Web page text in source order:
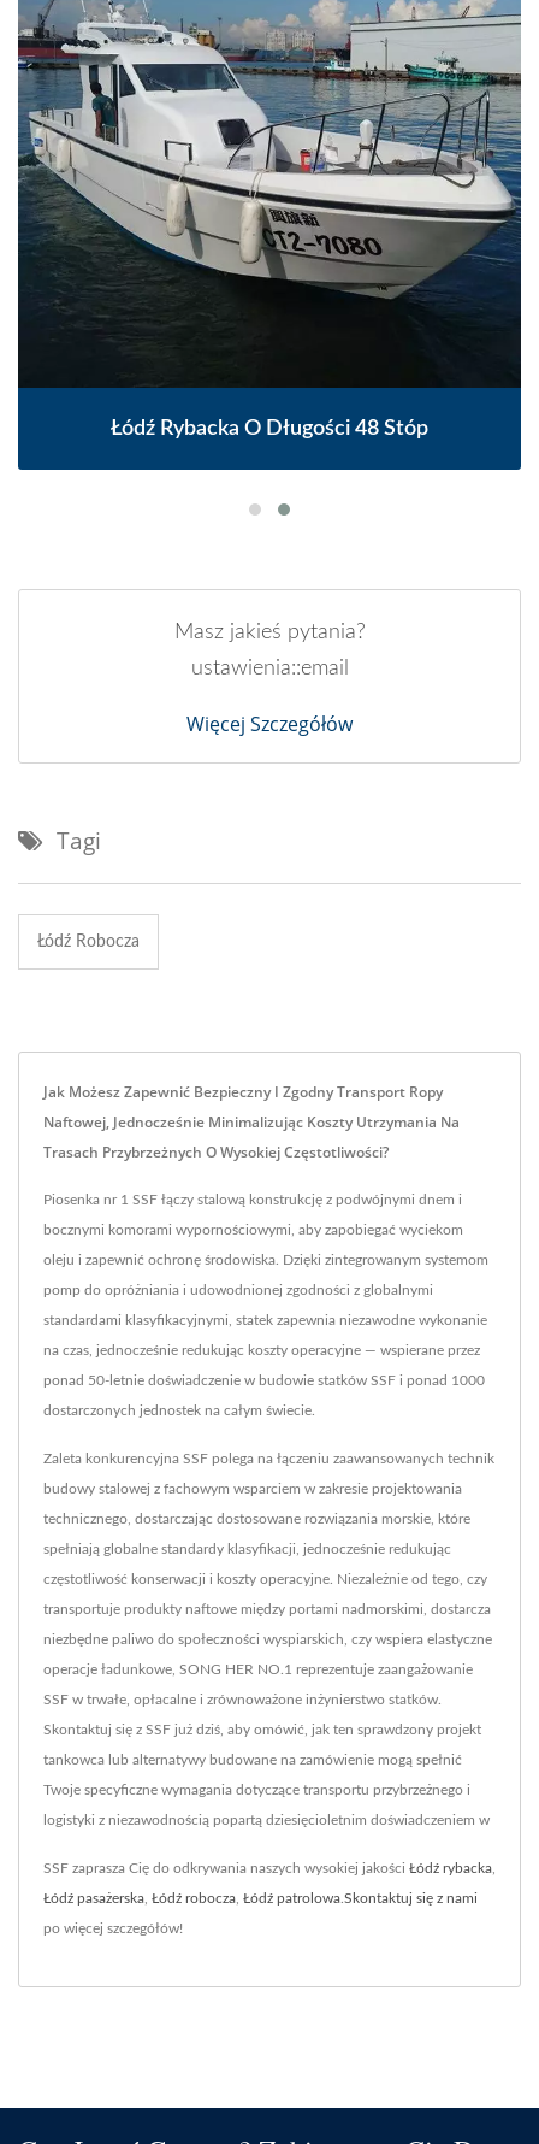
Łódź Rybacka O Długości 48 Stóp
Masz jakieś pytania?
ustawienia::email
Więcej Szczegółów
Tagi
Łódź Robocza
Jak Możesz Zapewnić Bezpieczny I Zgodny Transport Ropy
Naftowej, Jednocześnie Minimalizując Koszty Utrzymania Na
Trasach Przybrzeżnych O Wysokiej Częstotliwości?
Piosenka nr 1 SSF łączy stalową konstrukcję z podwójnymi dnem i
bocznymi komorami wypornościowymi, aby zapobiegać wyciekom
oleju i zapewnić ochronę środowiska. Dzięki zintegrowanym systemom
pomp do opróżniania i udowodnionej zgodności z globalnymi
standardami klasyfikacyjnymi, statek zapewnia niezawodne wykonanie
na czas, jednocześnie redukując koszty operacyjne — wspierane przez
ponad 50-letnie doświadczenie w budowie statków SSF i ponad 1000
dostarczonych jednostek na całym świecie.
Zaleta konkurencyjna SSF polega na łączeniu zaawansowanych technik
budowy stalowej z fachowym wsparciem w zakresie projektowania
technicznego, dostarczając dostosowane rozwiązania morskie, które
spełniają globalne standardy klasyfikacji, jednocześnie redukując
częstotliwość konserwacji i koszty operacyjne. Niezależnie od tego, czy
transportuje produkty naftowe między portami nadmorskimi, dostarcza
niezbędne paliwo do społeczności wyspiarskich, czy wspiera elastyczne
operacje ładunkowe, SONG HER NO.1 reprezentuje zaangażowanie
SSF w trwałe, opłacalne i zrównoważone inżynierstwo statków.
Skontaktuj się z SSF już dziś, aby omówić, jak ten sprawdzony projekt
tankowca lub alternatywy budowane na zamówienie mogą spełnić
Twoje specyficzne wymagania dotyczące transportu przybrzeżnego i
logistyki z niezawodnością popartą dziesięcioletnim doświadczeniem w
SSF zaprasza Cię do odkrywania naszych wysokiej jakości Łódź rybacka,
Łódź pasażerska, Łódź robocza, Łódź patrolowa.Skontaktuj się z nami
po więcej szczegółów!